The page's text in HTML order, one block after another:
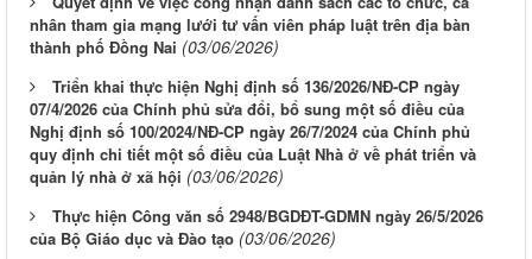
nhân tham gia mạng lưới tư vấn viên pháp luật trên địa bàn
thành phố Đồng Nai (03/06/2026)
Triển khai thực hiện Nghị định số 136/2026/NĐ-CP ngày
07/4/2026 của Chính phủ sửa đổi, bổ sung một số điều của
Nghị định số 100/2024/NĐ-CP ngày 26/7/2024 của Chính phủ
quy định chi tiết một số điều của Luật Nhà ở về phát triển và
quản lý nhà ở xã hội (03/06/2026)
Thực hiện Công văn số 2948/BGDĐT-GDMN ngày 26/5/2026
của Bộ Giáo dục và Đào tạo (03/06/2026)